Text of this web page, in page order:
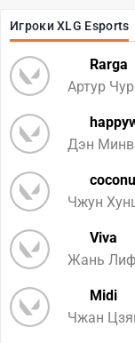
Игроки XLG Esports
Rarga
Артур
Дэн
Чжун
Viva
Жань
Midi
Чжан